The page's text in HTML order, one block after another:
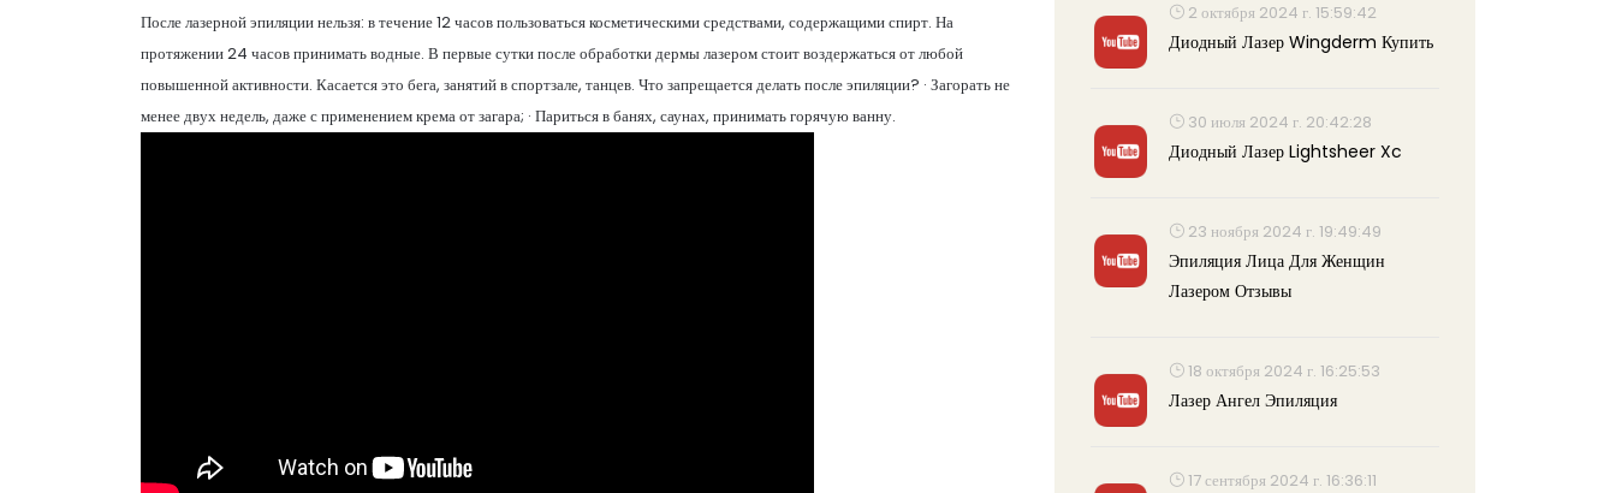
После лазерной эпиляции нельзя: в течение 12 часов пользоваться косметическими средствами, содержащими спирт. На
протяжении 24 часов принимать водные. В первые сутки после обработки дермы лазером стоит воздержаться от любой
повышенной активности. Касается это бега, занятий в спортзале, танцев. Что запрещается делать после эпиляции? · Загорать не
менее двух недель, даже с применением крема от загара; · Париться в банях, саунах, принимать горячую ванну.
2 октября 2024 г. 15:59:42
Диодный Лазер Wingderm Купить
30 июля 2024 г. 20:42:28
Диодный Лазер Lightsheer Xc
23 ноября 2024 г. 19:49:49
Эпиляция Лица Для Женщин
Лазером Отзывы
18 октября 2024 г. 16:25:53
Лазер Ангел Эпиляция
17 сентября 2024 г. 16:36:11